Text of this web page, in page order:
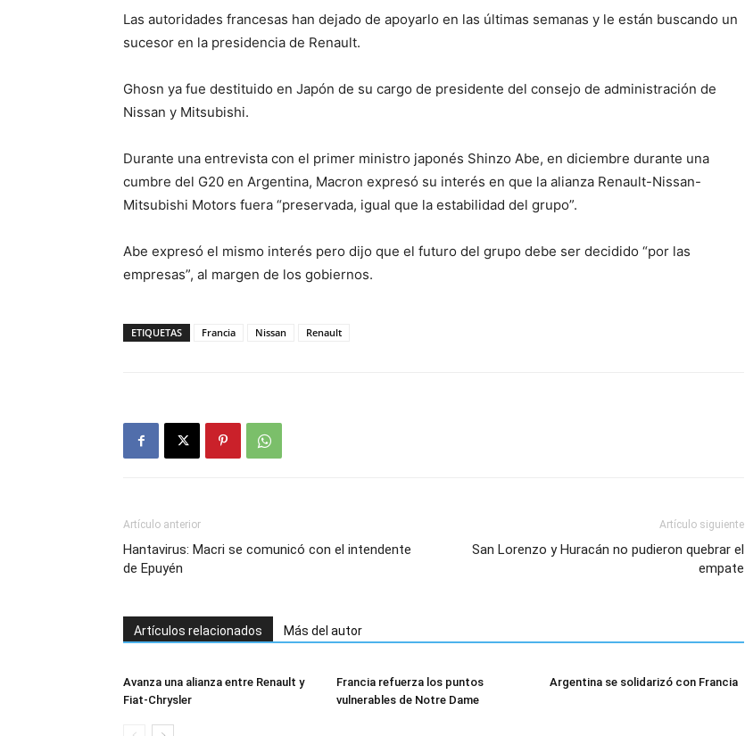
Las autoridades francesas han dejado de apoyarlo en las últimas semanas y le están buscando un
sucesor en la presidencia de Renault.
Ghosn ya fue destituido en Japón de su cargo de presidente del consejo de administración de
Nissan y Mitsubishi.
Durante una entrevista con el primer ministro japonés Shinzo Abe, en diciembre durante una
cumbre del G20 en Argentina, Macron expresó su interés en que la alianza Renault-Nissan-
Mitsubishi Motors fuera “preservada, igual que la estabilidad del grupo”.
Abe expresó el mismo interés pero dijo que el futuro del grupo debe ser decidido “por las
empresas”, al margen de los gobiernos.
ETIQUETAS Francia Nissan Renault
Artículo anterior
Hantavirus: Macri se comunicó con el intendente
de Epuyén
Artículo siguiente
San Lorenzo y Huracán no pudieron quebrar el
empate
Artículos relacionados Más del autor
Avanza una alianza entre Renault y
Fiat-Chrysler
Francia refuerza los puntos
vulnerables de Notre Dame
Argentina se solidarizó con Francia